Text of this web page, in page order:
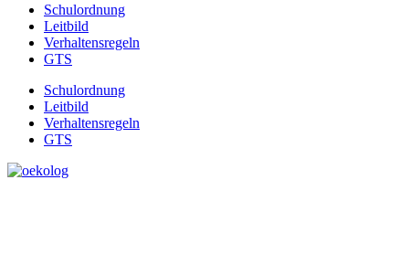
Schulordnung
Leitbild
Verhaltensregeln
GTS
Schulordnung
Leitbild
Verhaltensregeln
GTS